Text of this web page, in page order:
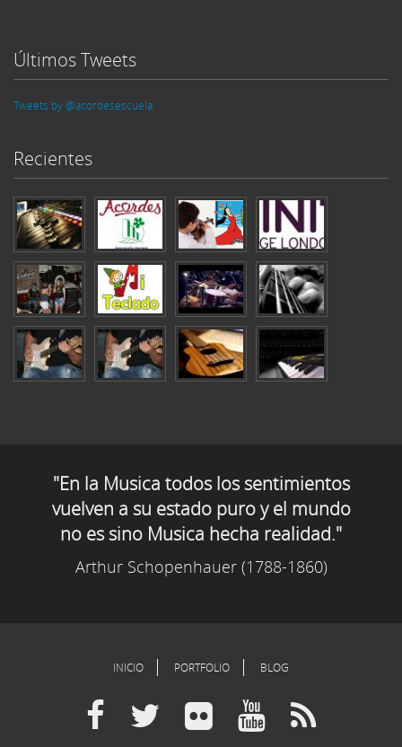
Últimos Tweets
Tweets by @acordesescuela
Recientes
"En la Musica todos los sentimientos
vuelven a su estado puro y el mundo
no es sino Musica hecha realidad."
Arthur Schopenhauer (1788-1860)
INICIO PORTFOLIO BLOG